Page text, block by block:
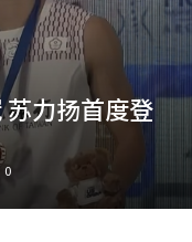
苏力扬首度登
0